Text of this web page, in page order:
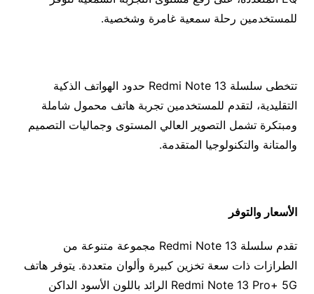
للمستخدمين رحلة سمعية غامرة وشخصية.
تتخطى سلسلة Redmi Note 13 حدود الهواتف الذكية
التقليدية، لتقدم للمستخدمين تجربة هاتف محمول شاملة
ومبتكرة تشمل التصوير العالي المستوى وجماليات التصميم
والمتانة والتكنولوجيا المتقدمة.
الأسعار والتوفر
تقدم سلسلة Redmi Note 13 مجموعة متنوعة من
الطرازات ذات سعة تخزين كبيرة وألوان متعددة. يتوفر هاتف
Redmi Note 13 Pro+ 5G الرائد باللون الأسود الداكن